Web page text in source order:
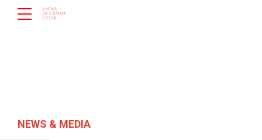
NEWS & MEDIA